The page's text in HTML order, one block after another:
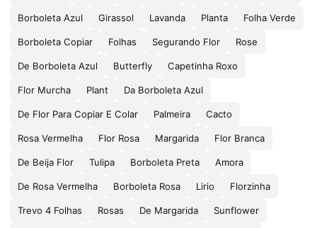
Borboleta Azul Girassol Lavanda Planta Folha Verde
Borboleta Copiar Folhas Segurando Flor Rose
De Borboleta Azul Butterfly Capetinha Roxo
Flor Murcha Plant Da Borboleta Azul
De Flor Para Copiar E Colar Palmeira Cacto
Rosa Vermelha Flor Rosa Margarida Flor Branca
De Beija Flor Tulipa Borboleta Preta Amora
De Rosa Vermelha Borboleta Rosa Lirio Florzinha
Trevo 4 Folhas Rosas De Margarida Sunflower